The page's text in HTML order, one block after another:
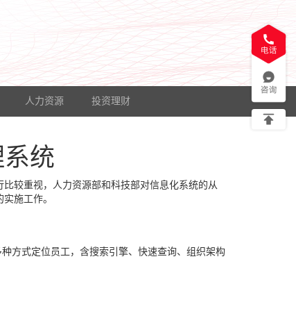
人力资源 投资理财
统
较重视，人力资源部和科技部对信息化系统的从
施工作。
方式定位员工，含搜索引擎、快速查询、组织架构